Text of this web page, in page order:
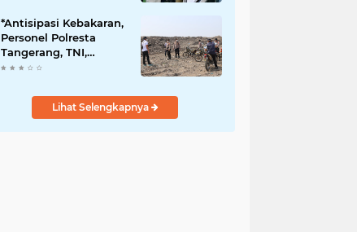
*Antisipasi Kebakaran,
Personel Polresta
Tangerang, TNI,
Damkar Patroli di TPA
Lihat Selengkapnya